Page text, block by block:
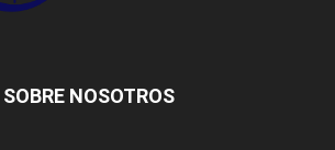
SOBRE NOSOTROS